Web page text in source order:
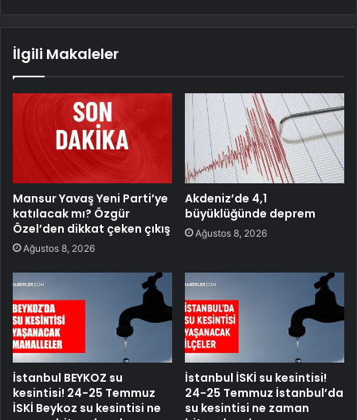
İlgili Makaleler
Mansur Yavaş Yeni Parti’ye
katılacak mı? Özgür
Özel’den dikkat çeken çıkış
Ağustos 8, 2026
Akdeniz’de 4,1
büyüklüğünde deprem
Ağustos 8, 2026
İstanbul BEYKOZ su
kesintisi! 24-25 Temmuz
İSKİ Beykoz su kesintisi ne
İstanbul İSKİ su kesintisi!
24-25 Temmuz İstanbul’da
su kesintisi ne zaman